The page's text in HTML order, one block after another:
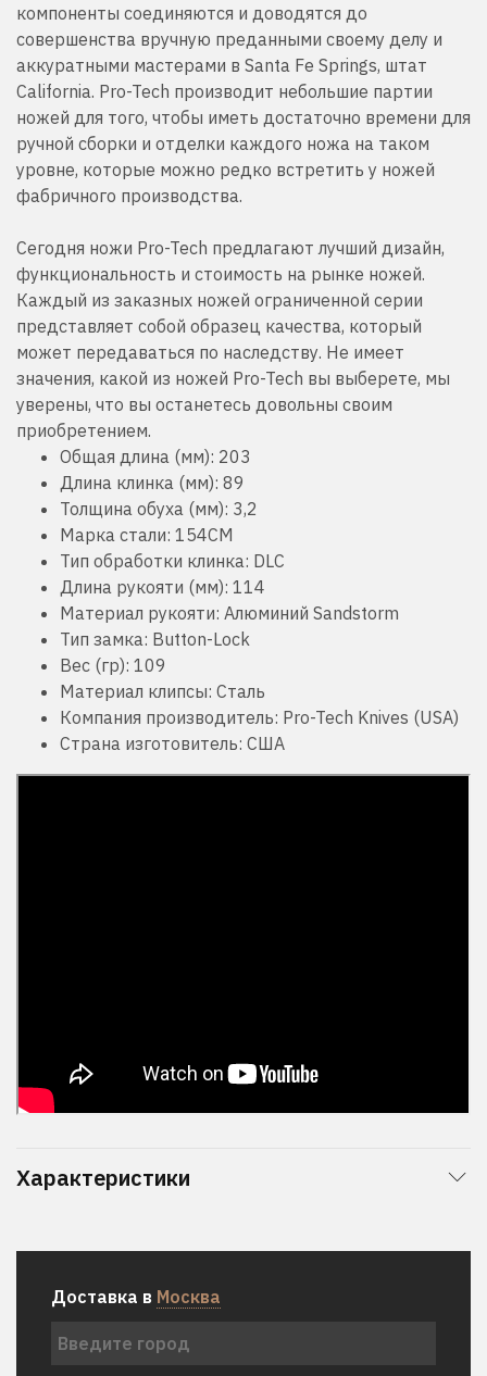
компоненты соединяются и доводятся до
совершенства вручную преданными своему делу и
аккуратными мастерами в Santa Fe Springs, штат
California. Pro-Tech производит небольшие партии
ножей для того, чтобы иметь достаточно времени для
ручной сборки и отделки каждого ножа на таком
уровне, которые можно редко встретить у ножей
фабричного производства.
Сегодня ножи Pro-Tech предлагают лучший дизайн,
функциональность и стоимость на рынке ножей.
Каждый из заказных ножей ограниченной серии
представляет собой образец качества, который
может передаваться по наследству. Не имеет
значения, какой из ножей Pro-Tech вы выберете, мы
уверены, что вы останетесь довольны своим
приобретением.
Общая длина (мм): 203
Длина клинка (мм): 89
Толщина обуха (мм): 3,2
Марка стали: 154CM
Тип обработки клинка: DLC
Длина рукояти (мм): 114
Материал рукояти: Алюминий Sandstorm
Тип замка: Button-Lock
Вес (гр): 109
Материал клипсы: Сталь
Компания производитель: Pro-Tech Knives (USA)
Страна изготовитель: США
Характеристики
Доставка в Москва